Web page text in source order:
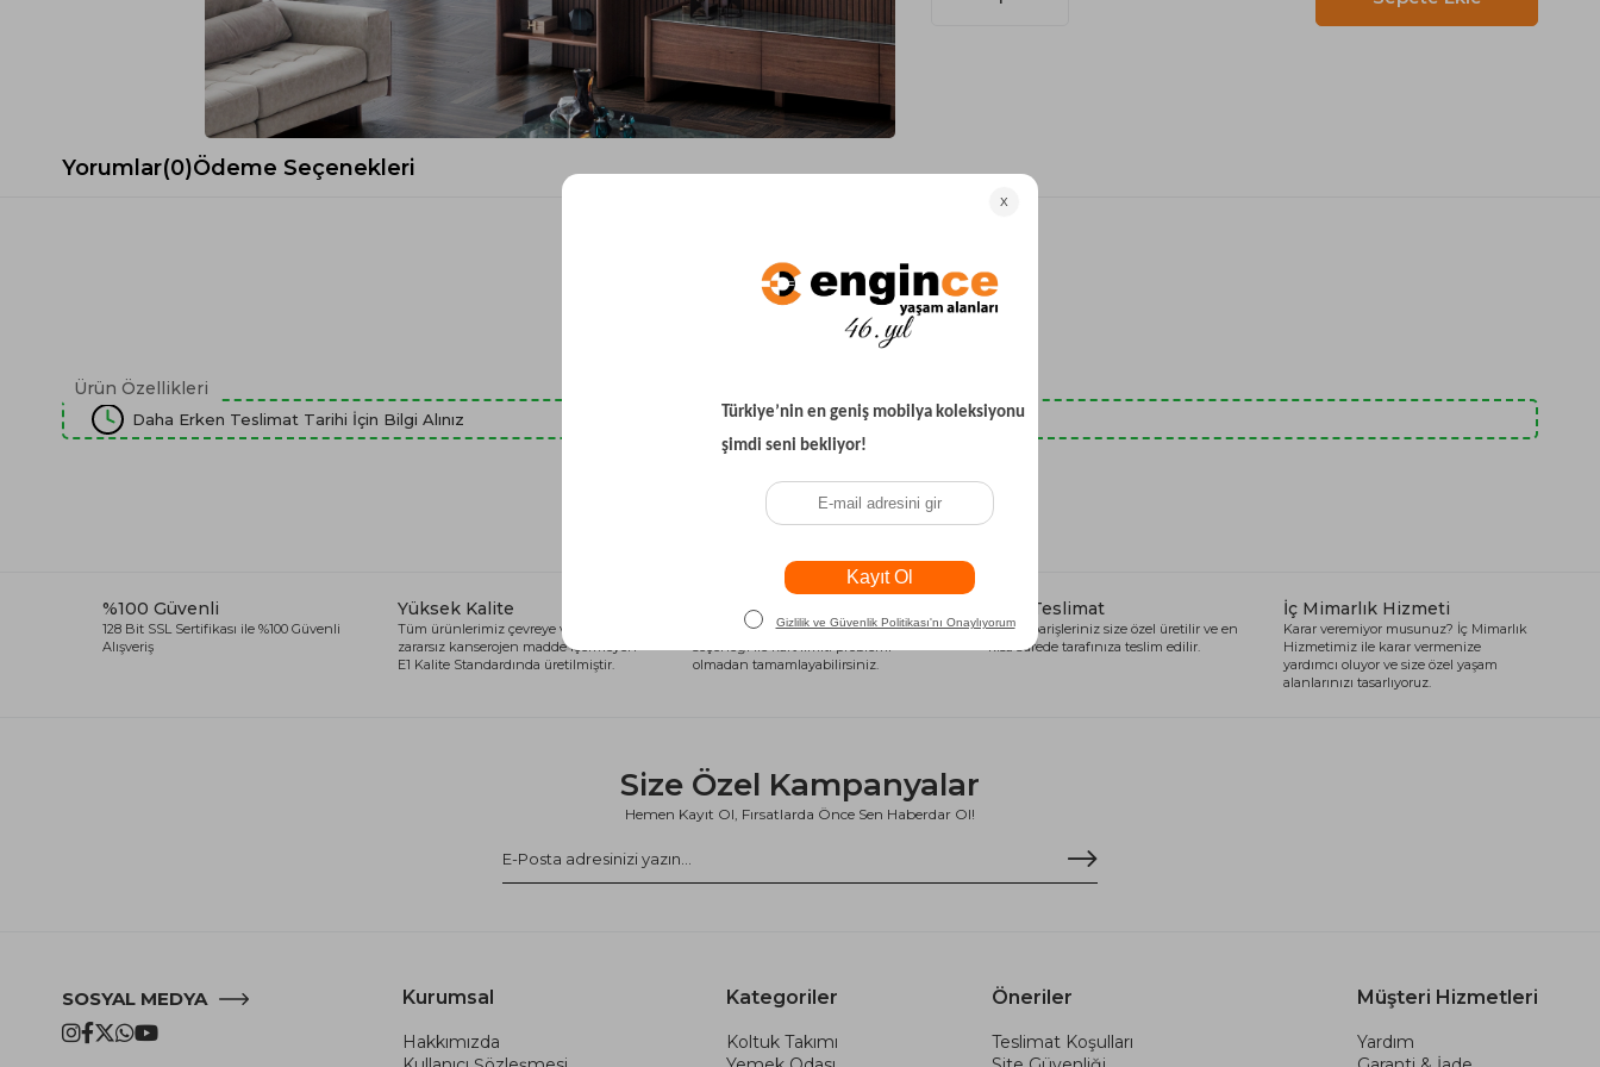
Spor Koltuk Takımı
Krem Koltuk Takımı
Gri Koltuk Takımı
Ev Tekstili
Gri TV Ünitesi
Beyaz TV Ünitesi
Siyah TV Ünitesi
Şömineli TV Ünitesi
Dresuar
Yataklı Koltuk
Köşe Koltuk
Modern Köşe Koltuk
Ekonomik Köşe Koltuk
Yorumlar(0)Ödeme Seçenekleri
Ürün Özellikleri
Daha Erken Teslimat Tarihi İçin Bilgi Alınız
Son Baktıklarınız
%100 Güvenli
128 Bit SSL Sertifikası ile %100 Güvenli
Alışveriş
Yüksek Kalite
Tüm ürünlerimiz çevreye ve sağlığa
zararsız kanserojen madde içermeyen
E1 Kalite Standardında üretilmiştir.
Alışveriş Kredisi
Siparişlerinizi anında alışveriş kredisi
seçeneği ile kart limiti problemi
olmadan tamamlayabilirsiniz.
Hızlı Teslimat
Tüm siparişleriniz size özel üretilir ve en
kısa sürede tarafınıza teslim edilir.
İç Mimarlık Hizmeti
Karar veremiyor musunuz? İç Mimarlık
Hizmetimiz ile karar vermenize
yardımcı oluyor ve size özel yaşam
alanlarınızı tasarlıyoruz.
Size Özel Kampanyalar
Hemen Kayıt Ol, Fırsatlarda Önce Sen Haberdar Ol!
SOSYAL MEDYA Kurumsal
Hakkımızda
Kategoriler
Koltuk Takımı
Öneriler
Teslimat Koşulları
Müşteri Hizmetleri
Yardım